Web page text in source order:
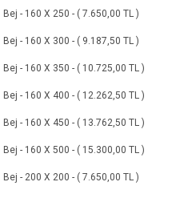
Bej - 160 X 250 - ( 7.650,00 TL )
Bej - 160 X 300 - ( 9.187,50 TL )
Bej - 160 X 350 - ( 10.725,00 TL )
Bej - 160 X 400 - ( 12.262,50 TL )
Bej - 160 X 450 - ( 13.762,50 TL )
Bej - 160 X 500 - ( 15.300,00 TL )
Bej - 200 X 200 - ( 7.650,00 TL )